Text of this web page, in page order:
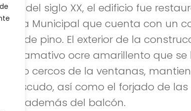
del siglo XX, el edificio fue
Municipal que cuenta con un
de pino. El exterior de la
llamativo ocre amarillento que
o cercos de la ventanas,
y escudo, así como el forjado de
además del balcón.